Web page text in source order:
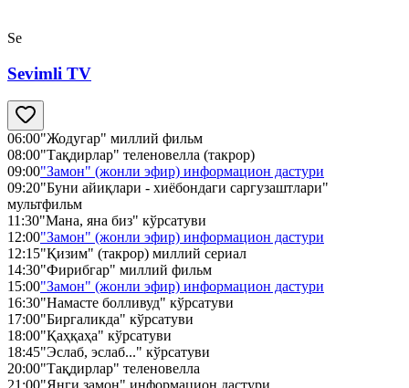
Se
Sevimli TV
06:00"Жодугар" миллий фильм
08:00"Тақдирлар" теленовелла (такрор)
09:00"Замон" (жонли эфир) информацион дастури
09:20"Буни айиқлари - хиёбондаги саргузаштлари"
мультфильм
11:30"Мана, яна биз" кўрсатуви
12:00"Замон" (жонли эфир) информацион дастури
12:15"Қизим" (такрор) миллий сериал
14:30"Фирибгар" миллий фильм
15:00"Замон" (жонли эфир) информацион дастури
16:30"Намасте болливуд" кўрсатуви
17:00"Биргаликда" кўрсатуви
18:00"Қаҳқаҳа" кўрсатуви
18:45"Эслаб, эслаб..." кўрсатуви
20:00"Тақдирлар" теленовелла